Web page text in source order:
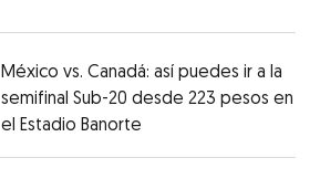
México vs. Canadá: así puedes ir a la
semifinal Sub-20 desde 223 pesos en
el Estadio Banorte